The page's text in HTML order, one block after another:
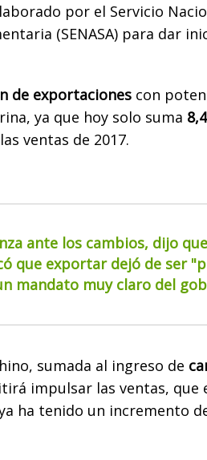
por el Servicio
(SENASA) para dar
de exportaciones con
ya que hoy solo suma
ventas de 2017.
ante los cambios, dijo
que exportar dejó de ser
mandato muy claro del
sumada al ingreso de
impulsar las ventas, que
ha tenido un incremento